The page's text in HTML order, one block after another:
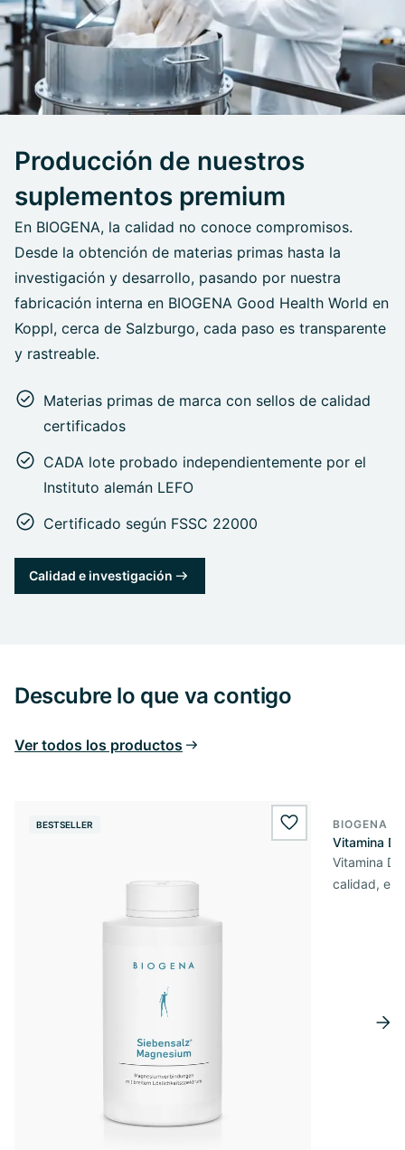
Producción de nuestros
suplementos premium
En BIOGENA, la calidad no conoce compromisos.
Desde la obtención de materias primas hasta la
investigación y desarrollo, pasando por nuestra
fabricación interna en BIOGENA Good Health World en
Koppl, cerca de Salzburgo, cada paso es transparente
y rastreable.
Materias primas de marca con sellos de calidad
certificados
CADA lote probado independientemente por el
Instituto alemán LEFO
Certificado según FSSC 22000
Calidad e investigación
Descubre lo que va contigo
Ver todos los productos
BESTSELLER wishlist.add
BIOGENA
Vitamina
Vitamina
calidad, en